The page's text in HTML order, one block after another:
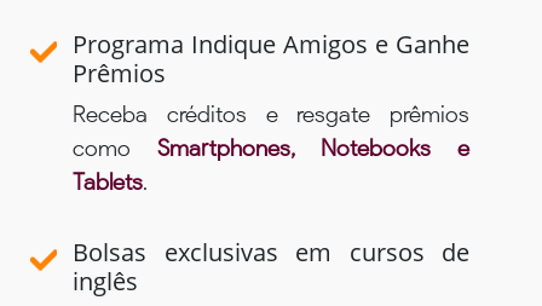
Programa Indique Amigos e Ganhe
Prêmios
Receba créditos e resgate prêmios
como Smartphones, Notebooks e
Tablets.
Bolsas exclusivas em cursos de
inglês